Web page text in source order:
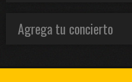
Agrega tu concierto